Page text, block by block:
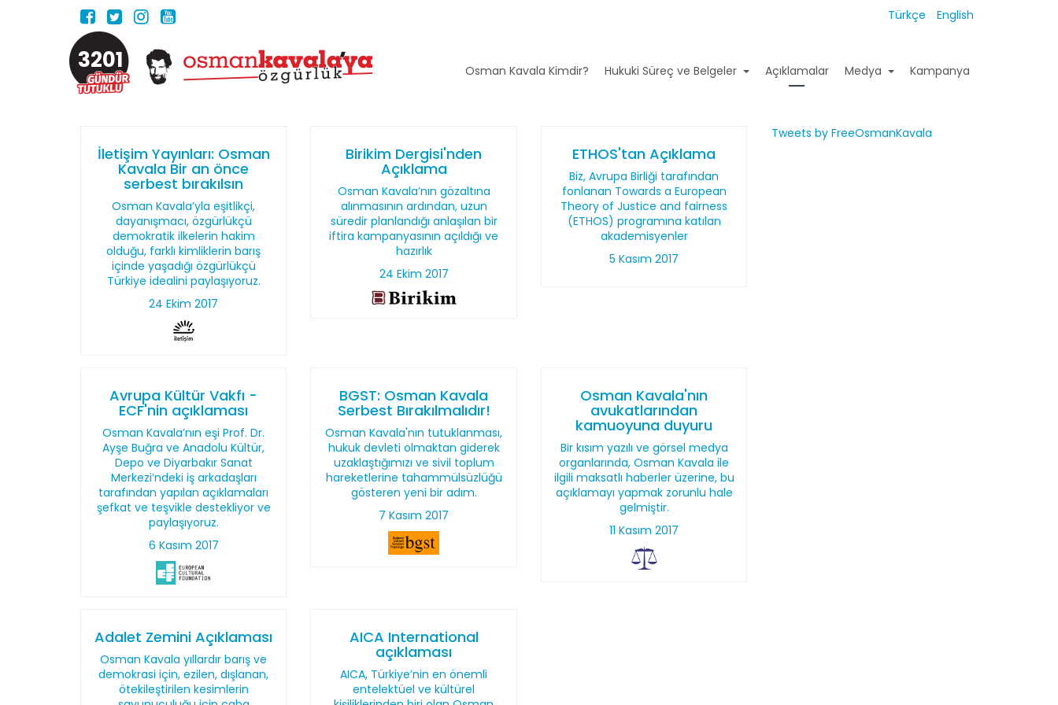
Türkçe English
3201 Osman Kavala Kimdir? Hukuki Süreç ve Belgeler Açıklamalar Medya Kampanya
İletişim Yayınları: Osman
Kavala Bir an önce
serbest bırakılsın
Osman Kavala’yla eşitlikçi,
dayanışmacı, özgürlükçü
demokratik ilkelerin hakim
olduğu, farklı kimliklerin barış
içinde yaşadığı özgürlükçü
Türkiye idealini paylaşıyoruz.
24 Ekim 2017
Birikim Dergisi'nden
Açıklama
Osman Kavala’nın gözaltına
alınmasının ardından, uzun
süredir planlandığı anlaşılan bir
iftira kampanyasının açıldığı ve
hazırlık
24 Ekim 2017
ETHOS'tan Açıklama
Biz, Avrupa Birliği tarafından
fonlanan Towards a European
Theory of Justice and fairness
(ETHOS) programına katılan
akademisyenler
5 Kasım 2017
Avrupa Kültür Vakfı -
ECF'nin açıklaması
Osman Kavala’nın eşi Prof. Dr.
Ayşe Buğra ve Anadolu Kültür,
Depo ve Diyarbakır Sanat
Merkezi’ndeki iş arkadaşları
tarafından yapılan açıklamaları
şefkat ve teşvikle destekliyor ve
paylaşıyoruz.
6 Kasım 2017
BGST: Osman Kavala
Serbest Bırakılmalıdır!
Osman Kavala'nın tutuklanması,
hukuk devleti olmaktan giderek
uzaklaştığımızı ve sivil toplum
hareketlerine tahammülsüzlüğü
gösteren yeni bir adım.
7 Kasım 2017
Osman Kavala'nın
avukatlarından
kamuoyuna duyuru
Bir kısım yazılı ve görsel medya
organlarında, Osman Kavala ile
ilgili maksatlı haberler üzerine, bu
açıklamayı yapmak zorunlu hale
gelmiştir.
11 Kasım 2017
Adalet Zemini Açıklaması
Osman Kavala yıllardır barış ve
demokrasi için, ezilen, dışlanan,
ötekileştirilen kesimlerin
AICA International
açıklaması
AICA, Türkiye’nin en önemli
entelektüel ve kültürel
Tweets by FreeOsmanKavala